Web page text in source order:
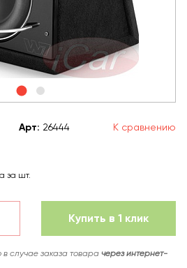
Арт: 26444 К сравнению
за шт.
Купить в 1 клик
случае заказа товара через интернет-